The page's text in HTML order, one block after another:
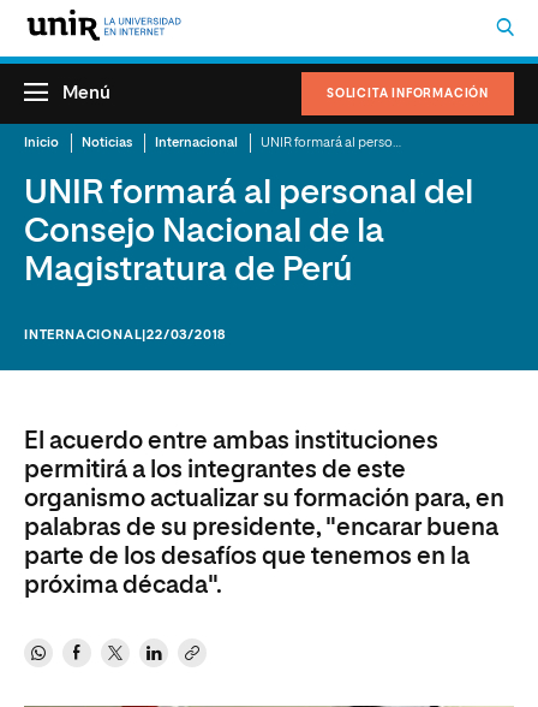
SOLICITA INFORMACIÓN
Menú
Inicio Noticias Internacional
UNIR formará al personal del
Consejo Nacional de la
Magistratura de Perú
INTERNACIONAL |22/03/2018
El acuerdo entre ambas instituciones
permitirá a los integrantes de este
organismo actualizar su formación para, en
palabras de su presidente, "encarar buena
parte de los desafíos que tenemos en la
próxima década".